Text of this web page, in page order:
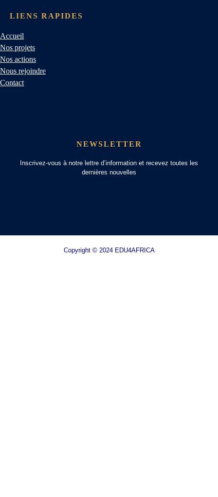
LIENS RAPIDES
Accueil
Nos projets
Nos actions
Nous rejoindre
Contact
NEWSLETTER
Inscrivez-vous à notre lettre d’information et recevez toutes les
dernières nouvelles
Copyright © 2024 EDU4AFRICA